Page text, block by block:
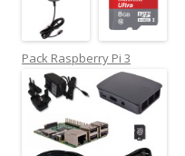
Pack Raspberry Pi 3